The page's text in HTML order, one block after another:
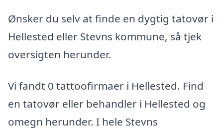
Ønsker du selv at finde en dygtig tatovør i
Hellested eller Stevns kommune, så tjek
oversigten herunder.
Vi fandt 0 tattoofirmaer i Hellested. Find
en tatovør eller behandler i Hellested og
omegn herunder. I hele Stevns